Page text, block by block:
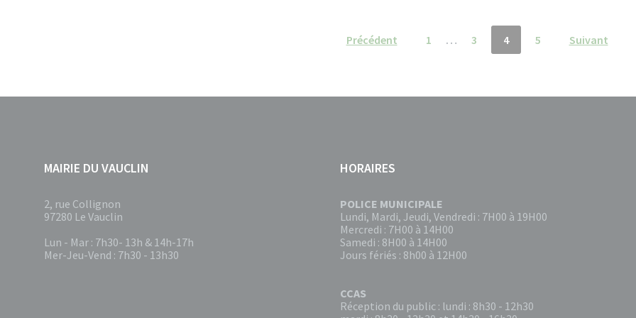
publications
Précédent 1 … 3 4 5 Suivant
MAIRIE DU VAUCLIN
2, rue Collignon
97280 Le Vauclin
Lun - Mar : 7h30- 13h & 14h-17h
Mer-Jeu-Vend : 7h30 - 13h30
HORAIRES
POLICE MUNICIPALE
Lundi, Mardi, Jeudi, Vendredi : 7H00 à 19H00
Mercredi : 7H00 à 14H00
Samedi : 8H00 à 14H00
Jours fériés : 8h00 à 12H00
CCAS
Réception du public : lundi : 8h30 - 12h30